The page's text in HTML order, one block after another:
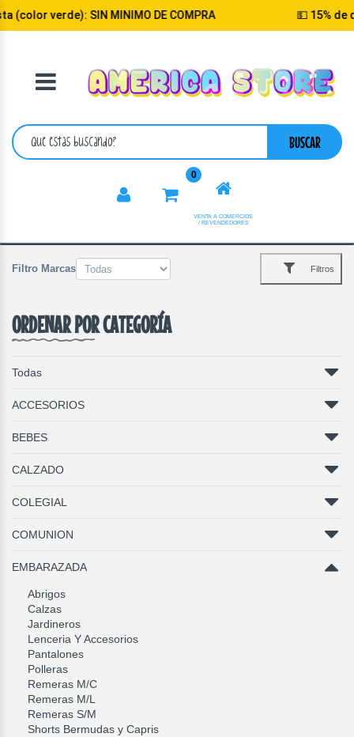
verde): SIN MINIMO DE COMPRA 💵 15% de
BUSCAR
0
VENTA A COMERCIOS
/ REVENDEDORES
VOLVER
CATEGORIA
Filtro Marcas Filtros
ORDENAR POR CATEGORÍA
Todas
ACCESORIOS
BEBES
CALZADO
COLEGIAL
COMUNION
EMBARAZADA
Abrigos
Calzas
Jardineros
Lenceria Y Accesorios
Pantalones
Polleras
Remeras M/C
Remeras M/L
Remeras S/M
Shorts Bermudas y Capris